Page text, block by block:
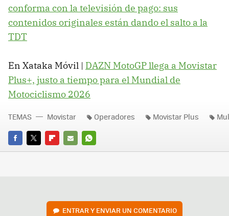
conforma con la televisión de pago: sus
contenidos originales están dando el salto a la
TDT
En Xataka Móvil | DAZN MotoGP llega a Movistar
Plus+, justo a tiempo para el Mundial de
Motociclismo 2026
FACEBOOK
TWITTERFLIPBOARD
E-
WHATSAPP
TEMAS Movistar Operadores Movistar Plus
ENTRAR Y ENVIAR UN COMENTARIO